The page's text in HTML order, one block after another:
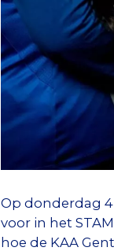
Op donderdag
voor in het
hoe de KAA